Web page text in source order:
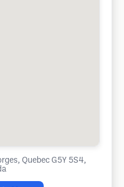
Quebec G5Y 5S4,